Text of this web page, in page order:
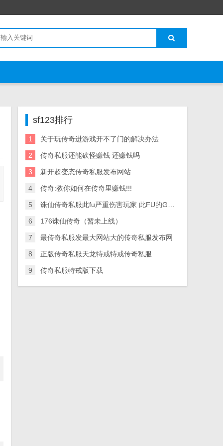
sf123排行
1 关于玩传奇进游戏开不了门的解决办法
2 传奇私服还能砍怪赚钱 还赚钱吗
3 新开超变态传奇私服发布网站
4 传奇:教你如何在传奇里赚钱!!!
5 诛仙传奇私服此fu严重伤害玩家 此FU的GM以小号伪装成某的行会 爱问知识
6 176诛仙传奇（暂未上线）
7 最传奇私服发最大网站大的传奇私服发布网
8 正版传奇私服天龙特戒特戒传奇私服
9 传奇私服特戒版下载